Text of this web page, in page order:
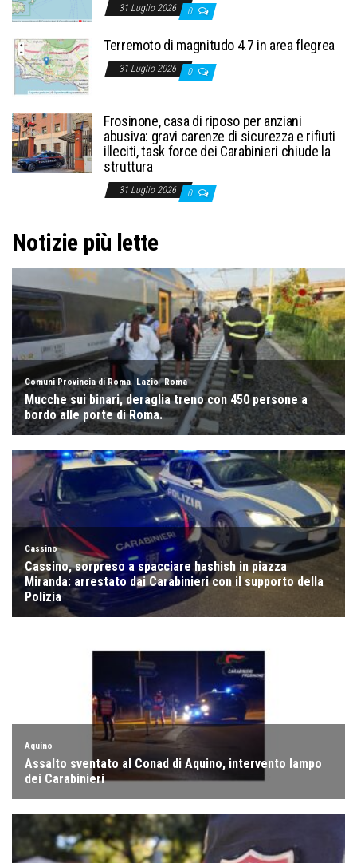
31 Luglio 2026 0
Terremoto di magnitudo 4.7 in area flegrea
31 Luglio 2026 0
Frosinone, casa di riposo per anziani
abusiva: gravi carenze di sicurezza e rifiuti
illeciti, task force dei Carabinieri chiude la
struttura
31 Luglio 2026 0
Notizie più lette